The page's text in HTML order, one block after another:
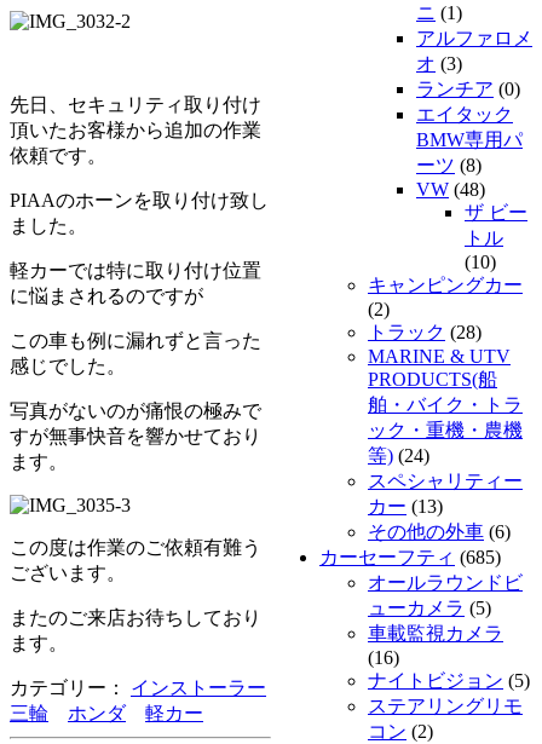
先日、セキュリティ取り付け
頂いたお客様から追加の作業
依頼です。
PIAAのホーンを取り付け致し
ました。
軽カーでは特に取り付け位置
に悩まされるのですが
この車も例に漏れずと言った
感じでした。
写真がないのが痛恨の極みで
すが無事快音を響かせており
ます。
この度は作業のご依頼有難う
ございます。
またのご来店お待ちしており
ます。
カテゴリー：
インストーラー
三輪
ホンダ 軽カー
ニ (1)
アルファロメ
オ (3)
ランチア (0)
エイタック
BMW専用パ
ーツ (8)
VW (48)
ザ ビー
トル
(10)
キャンピングカー
(2)
トラック (28)
MARINE & UTV
PRODUCTS(船
舶・バイク・トラ
ック・重機・農機
等) (24)
スペシャリティー
カー (13)
その他の外車 (6)
カーセーフティ (685)
オールラウンドビ
ューカメラ (5)
車載監視カメラ
(16)
ナイトビジョン (5)
ステアリングリモ
コン (2)